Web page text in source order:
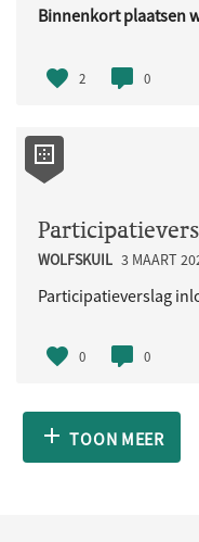
Binnenkort plaatsen
2 0
WOLFSKUIL 3 MAART
0 0
TOON MEER